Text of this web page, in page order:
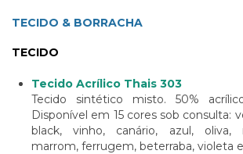
TECIDO & BORRACHA
TECIDO
Tecido Acrílico Thais 303
Tecido sintético misto. 50%
Disponível em 15 cores sob consulta:
black, vinho, canário, azul, oliva,
marrom, ferrugem, beterraba, violeta